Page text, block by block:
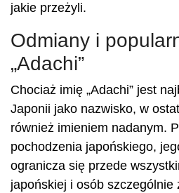
jakie przeżyli.
Odmiany i
„Adachi”
Chociaż imię „Adachi” jest
Japonii jako nazwisko, w
również imieniem nadanym.
pochodzenia japońskiego,
ogranicza się przede
japońskiej i osób szczególnie